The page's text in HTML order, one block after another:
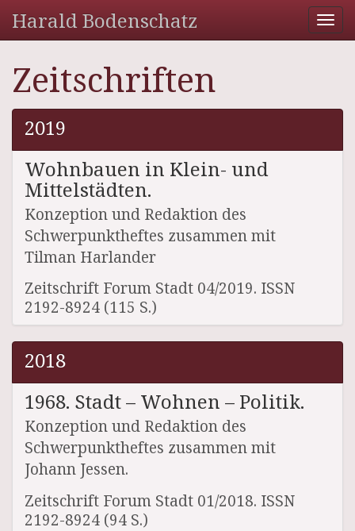
Harald Bodenschatz
Zeitschriften
2019
Wohnbauen in Klein- und
Mittelstädten.
Konzeption und Redaktion des
Schwerpunktheftes zusammen mit
Tilman Harlander
Zeitschrift Forum Stadt 04/2019. ISSN
2192-8924 (115 S.)
2018
1968. Stadt – Wohnen – Politik.
Konzeption und Redaktion des
Schwerpunktheftes zusammen mit
Johann Jessen.
Zeitschrift Forum Stadt 01/2018. ISSN
2192-8924 (94 S.)